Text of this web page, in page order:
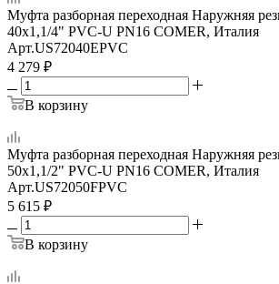
Муфта разборная переходная Наружняя
40х1,1/4" PVC-U PN16 COMER, Италия
Арт.US72040EPVC
4 279 ₽
В корзину
Муфта разборная переходная Наружняя
50х1,1/2" PVC-U PN16 COMER, Италия
Арт.US72050FPVC
5 615 ₽
В корзину